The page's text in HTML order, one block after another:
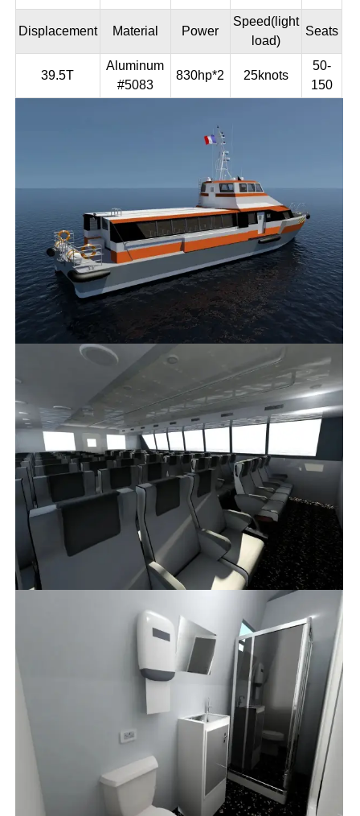
Displacement Material Power
Speed(light
load)
Seats
39.5T
Aluminum
#5083
830hp*2 25knots
50-
150